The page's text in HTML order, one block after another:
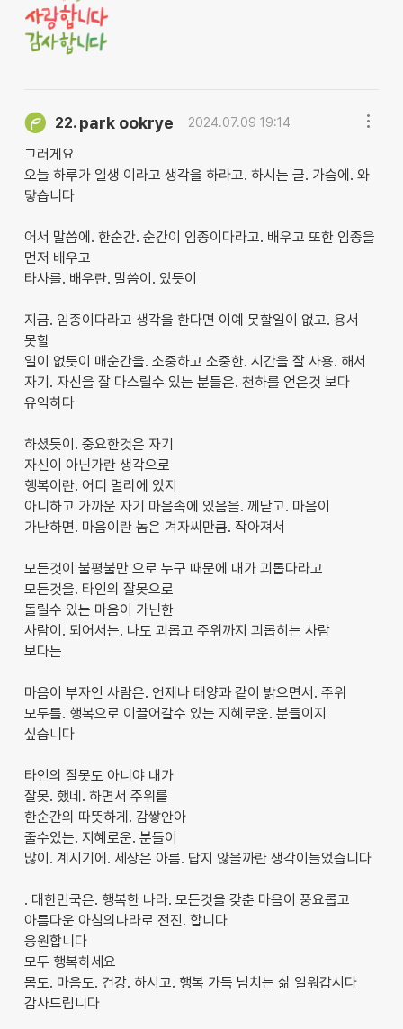
22. park ookrye 2024.07.09 19:14
그러게요
오늘 하루가 일생 이라고 생각을 하라고. 하시는 글. 가슴에. 와
닿습니다
어서 말씀에. 한순간. 순간이 임종이다라고. 배우고 또한 임종을
먼저 배우고
타사를. 배우란. 말씀이. 있듯이
지금. 임종이다라고 생각을 한다면 이예 못할일이 없고. 용서
못할
일이 없듯이 매순간을. 소중하고 소중한. 시간을 잘 사용. 해서
자기. 자신을 잘 다스릴수 있는 분들은. 천하를 얻은것 보다
유익하다
하셨듯이. 중요한것은 자기
자신이 아닌가란 생각으로
행복이란. 어디 멀리에 있지
아니하고 가까운 자기 마음속에 있음을. 께닫고. 마음이
가난하면. 마음이란 놈은 겨자씨만큼. 작아져서
모든것이 불평불만 으로 누구 때문에 내가 괴롭다라고
모든것을. 타인의 잘못으로
돌릴수 있는 마음이 가닌한
사람이. 되어서는. 나도 괴롭고 주위까지 괴롭히는 사람
보다는
마음이 부자인 사람은. 언제나 태양과 같이 밝으면서. 주위
모두를. 행복으로 이끌어갈수 있는 지혜로운. 분들이지
싶습니다
타인의 잘못도 아니야 내가
잘못. 했네. 하면서 주위를
한순간의 따뜻하게. 감쌓안아
줄수있는. 지혜로운. 분들이
많이. 계시기에. 세상은 아름. 답지 않을까란 생각이들었습니다
. 대한민국은. 행복한 나라. 모든것을 갖춘 마음이 풍요롭고
아름다운 아침의나라로 전진. 합니다
응원합니다
모두 행복하세요
몸도. 마음도. 건강. 하시고. 행복 가득 넘치는 삶 일워갑시다
감사드립니다